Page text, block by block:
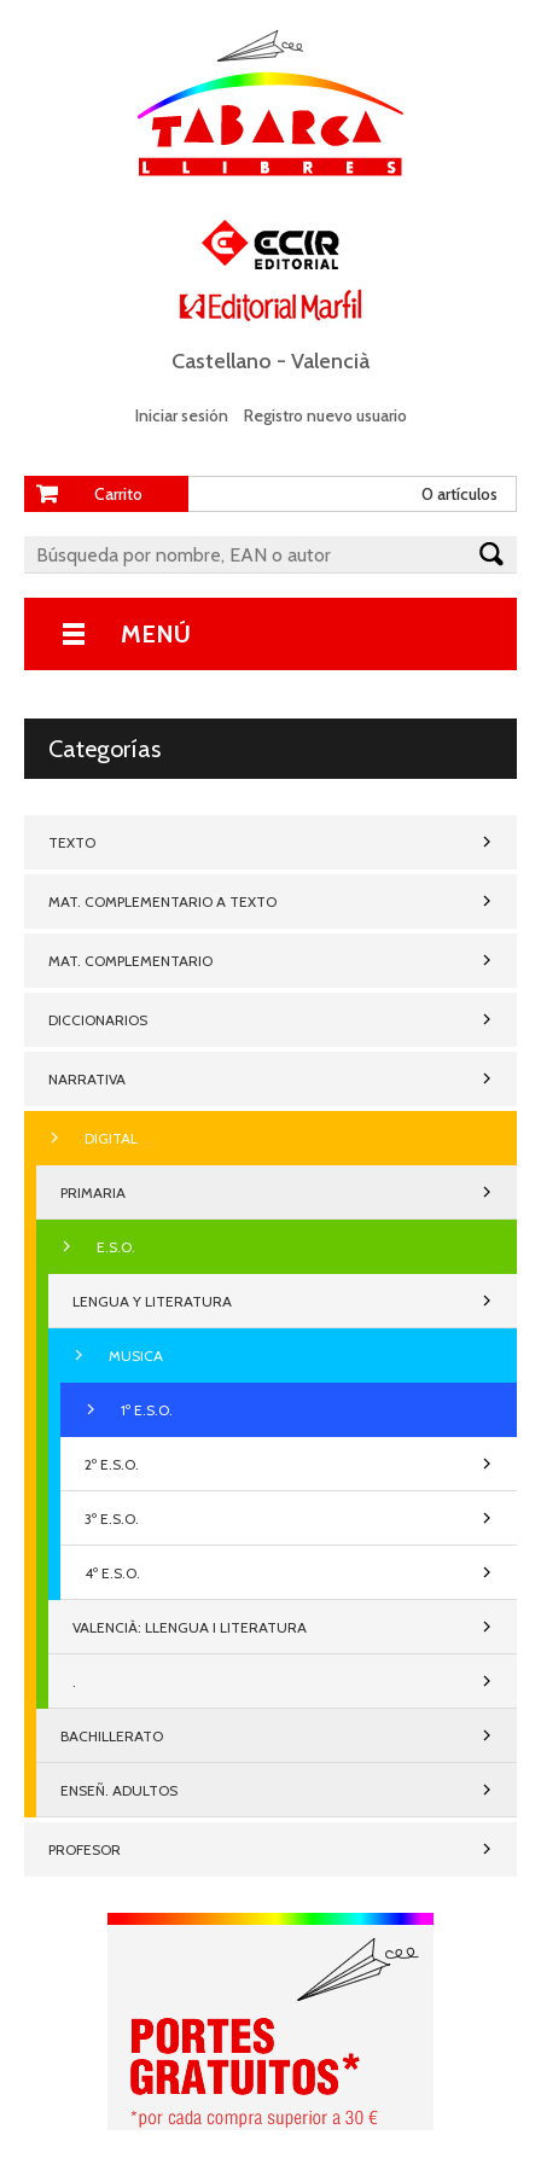
Castellano - Valencià
Iniciar sesión Registro nuevo usuario
Carrito 0 artículos
MENÚ
Categorías
TEXTO
MAT. COMPLEMENTARIO A TEXTO
MAT. COMPLEMENTARIO
DICCIONARIOS
NARRATIVA
DIGITAL
PRIMARIA
E.S.O.
LENGUA Y LITERATURA
MUSICA
1º E.S.O.
2º E.S.O.
3º E.S.O.
4º E.S.O.
VALENCIÀ: LLENGUA I LITERATURA
.
BACHILLERATO
ENSEÑ. ADULTOS
PROFESOR